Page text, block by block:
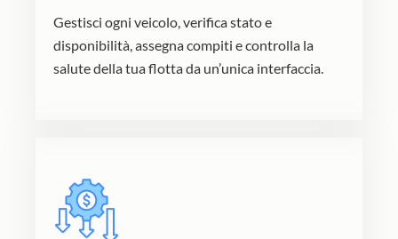
Gestisci ogni veicolo, verifica stato e
disponibilità, assegna compiti e controlla la
salute della tua flotta da un’unica interfaccia.